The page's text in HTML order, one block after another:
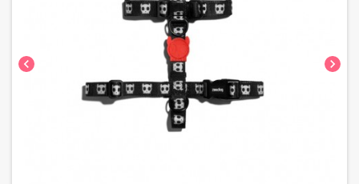
chevron_left chevron_right